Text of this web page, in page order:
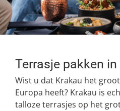
Terrasje pakken in
Wist u dat Krakau het
Europa heeft? Krakau is
talloze terrasjes op het